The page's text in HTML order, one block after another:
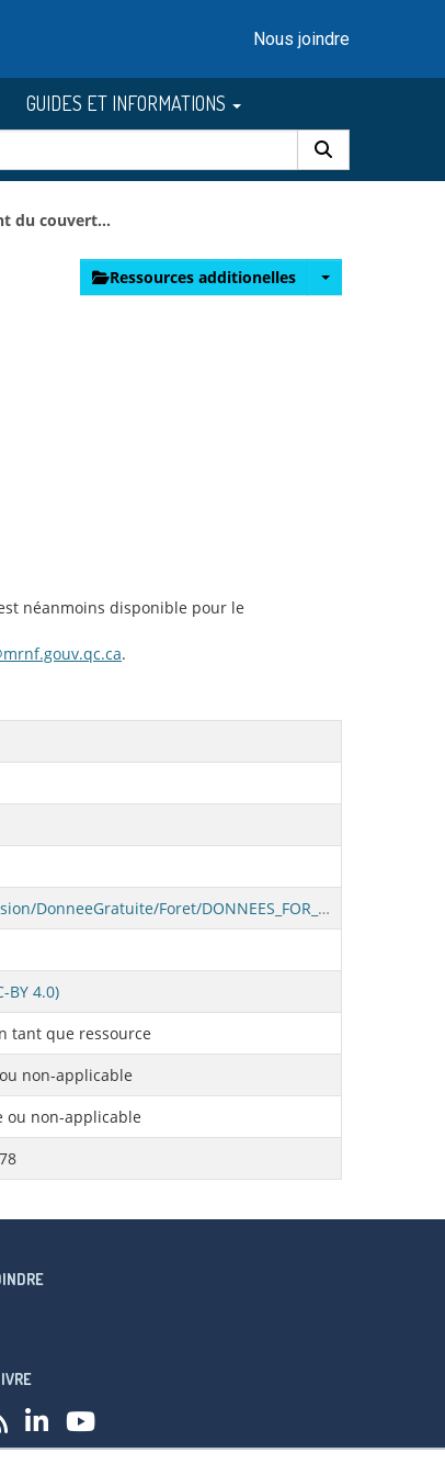
Nous joindre
GUIDES ET INFORMATIONS
du couvert...
Ressources additionelles
néanmoins disponible pour le
.
https://diffusion.mffp.gouv.qc.ca/Diffusion/DonneeGratuite/Foret/DONNEES_FOR_ECO_SUD/Changement_du_couvert_forestier/02-Donnees/PROV/DETECTION_SENTINEL_gdb.zip
BY 4.0)
tant que ressource
non-applicable
ou non-applicable